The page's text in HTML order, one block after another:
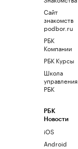
Сайт
знакомств
podbor.ru
РБК
Компании
РБК Курсы
Школа
управления
РБК
РБК
Новости
iOS
Android